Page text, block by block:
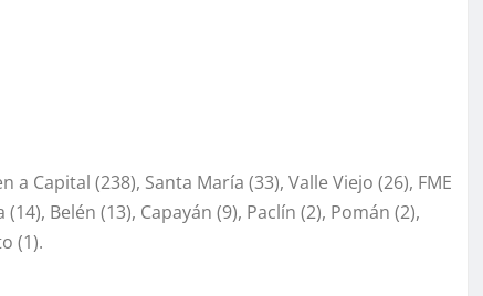
Capital (238), Santa María (33), Valle Viejo (26), FME
Belén (13), Capayán (9), Paclín (2), Pomán (2),
(1).